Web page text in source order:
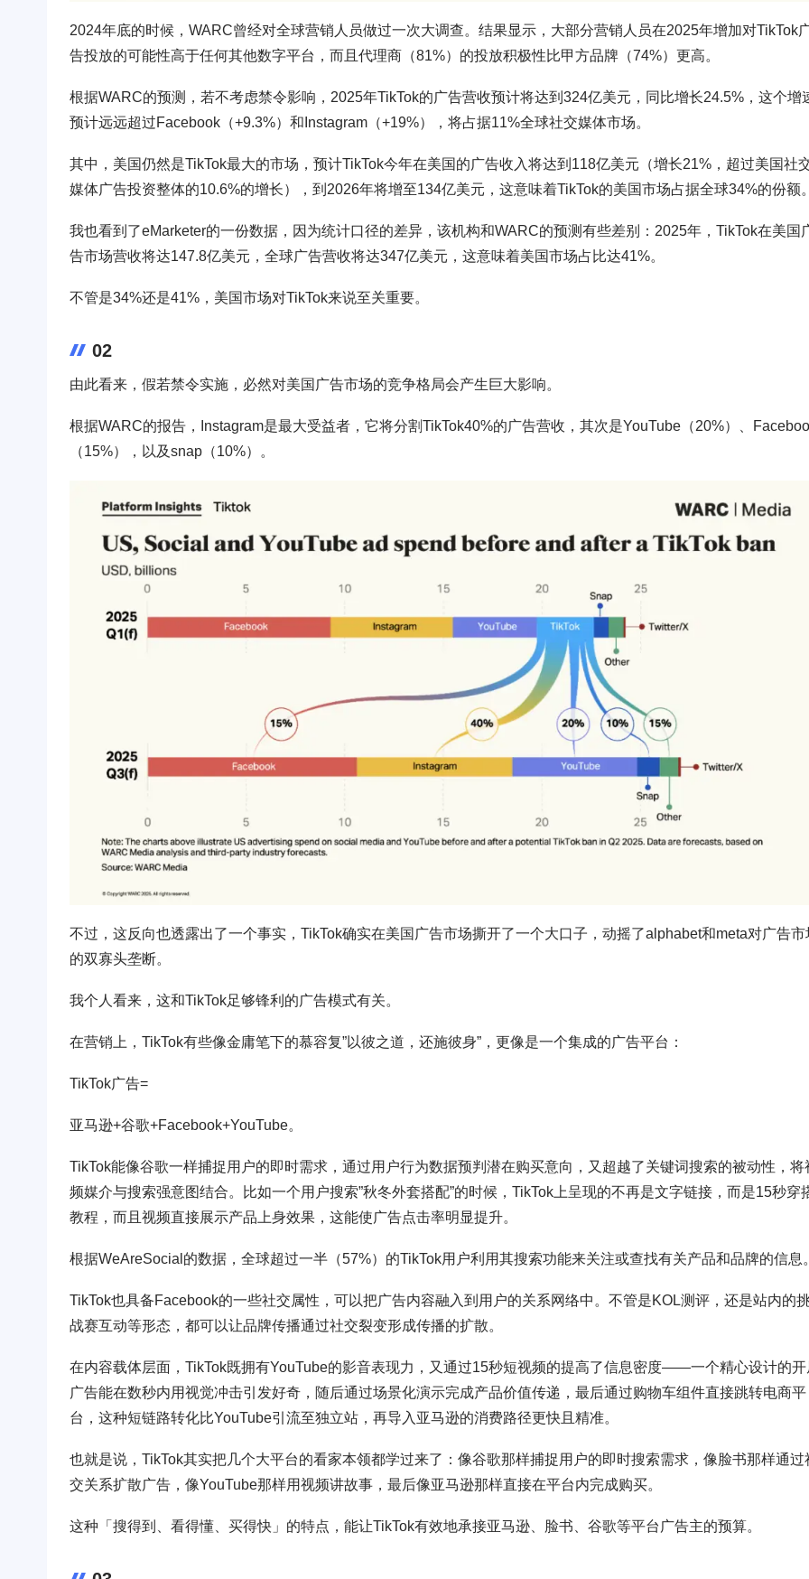
2024年底的时候，WARC曾经对全球营销人员做过一次大调查。结果显示，大部分营销人员在2025年增加对TikTok
告投放的可能性高于任何其他数字平台，而且代理商（81%）的投放积极性比甲方品牌（74%）更高。
根据WARC的预测，若不考虑禁令影响，2025年TikTok的广告营收预计将达到324亿美元，同比增长24.5%，这个增
预计远远超过Facebook（+9.3%）和Instagram（+19%），将占据11%全球社交媒体市场。
其中，美国仍然是TikTok最大的市场，预计TikTok今年在美国的广告收入将达到118亿美元（增长21%，超过美国社
媒体广告投资整体的10.6%的增长），到2026年将增至134亿美元，这意味着TikTok的美国市场占据全球34%的份额。
我也看到了eMarketer的一份数据，因为统计口径的差异，该机构和WARC的预测有些差别：2025年，TikTok在美国
告市场营收将达147.8亿美元，全球广告营收将达347亿美元，这意味着美国市场占比达41%。
不管是34%还是41%，美国市场对TikTok来说至关重要。
02
由此看来，假若禁令实施，必然对美国广告市场的竞争格局会产生巨大影响。
根据WARC的报告，Instagram是最大受益者，它将分割TikTok40%的广告营收，其次是YouTube（20%）、
（15%），以及snap（10%）。
不过，这反向也透露出了一个事实，TikTok确实在美国广告市场撕开了一个大口子，动摇了alphabet和meta对广告市
的双寡头垄断。
我个人看来，这和TikTok足够锋利的广告模式有关。
在营销上，TikTok有些像金庸笔下的慕容复”以彼之道，还施彼身”，更像是一个集成的广告平台：
TikTok广告=
亚马逊+谷歌+Facebook+YouTube。
TikTok能像谷歌一样捕捉用户的即时需求，通过用户行为数据预判潜在购买意向，又超越了关键词搜索的被动性，将
频媒介与搜索强意图结合。比如一个用户搜索”秋冬外套搭配”的时候，TikTok上呈现的不再是文字链接，而是15秒穿
教程，而且视频直接展示产品上身效果，这能使广告点击率明显提升。
根据WeAreSocial的数据，全球超过一半（57%）的TikTok用户利用其搜索功能来关注或查找有关产品和品牌的信息。
TikTok也具备Facebook的一些社交属性，可以把广告内容融入到用户的关系网络中。不管是KOL测评，还是站内的
战赛互动等形态，都可以让品牌传播通过社交裂变形成传播的扩散。
在内容载体层面，TikTok既拥有YouTube的影音表现力，又通过15秒短视频的提高了信息密度——一个精心设计的开
广告能在数秒内用视觉冲击引发好奇，随后通过场景化演示完成产品价值传递，最后通过购物车组件直接跳转电商平
台，这种短链路转化比YouTube引流至独立站，再导入亚马逊的消费路径更快且精准。
也就是说，TikTok其实把几个大平台的看家本领都学过来了：像谷歌那样捕捉用户的即时搜索需求，像脸书那样通过
交关系扩散广告，像YouTube那样用视频讲故事，最后像亚马逊那样直接在平台内完成购买。
这种「搜得到、看得懂、买得快」的特点，能让TikTok有效地承接亚马逊、脸书、谷歌等平台广告主的预算。